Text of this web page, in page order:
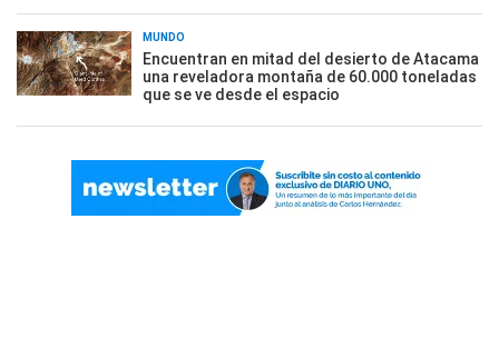
MUNDO
Encuentran en mitad del desierto de Atacama
una reveladora montaña de 60.000 toneladas
que se ve desde el espacio